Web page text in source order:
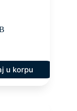
u korpu